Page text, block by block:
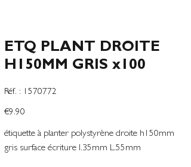
ETQ PLANT DROITE
H150MM GRIS x100
Réf. :
SKU
1570772
1570772
Price
€9.90
étiquette à planter polystyrène droite h150mm
gris surface écriture l.35mm L.55mm